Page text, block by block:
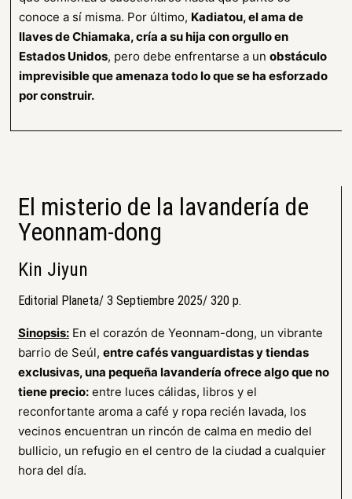
conoce a sí misma. Por último, Kadiatou, el ama de
llaves de Chiamaka, cría a su hija con orgullo en
Estados Unidos, pero debe enfrentarse a un obstáculo
imprevisible que amenaza todo lo que se ha esforzado
por construir.
El misterio de la lavandería de
Yeonnam-dong
Kin Jiyun
Editorial Planeta/ 3 Septiembre 2025/ 320 p.
Sinopsis:En el corazón de Yeonnam-dong, un vibrante
barrio de Seúl, entre cafés vanguardistas y tiendas
exclusivas, una pequeña lavandería ofrece algo que no
tiene precio:entre luces cálidas, libros y el
reconfortante aroma a café y ropa recién lavada, los
vecinos encuentran un rincón de calma en medio del
bullicio, un refugio en el centro de la ciudad a cualquier
hora del día.